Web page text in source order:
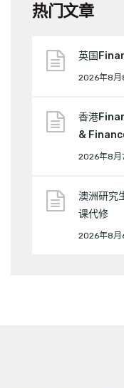
热门文章
英国
2026年8月
香港
&
2026年8月
澳洲研
课代修
2026年8月